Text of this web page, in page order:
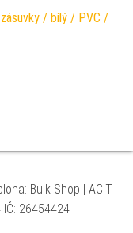
/ bílý / PVC /
Bulk Shop | ACIT
26454424